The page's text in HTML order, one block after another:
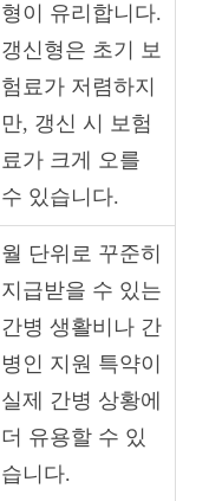
형이 유리합니다.
갱신형은 초기 보
험료가 저렴하지
만, 갱신 시 보험
료가 크게 오를
수 있습니다.
월 단위로 꾸준히
지급받을 수 있는
간병 생활비나 간
병인 지원 특약이
실제 간병 상황에
더 유용할 수 있
습니다.